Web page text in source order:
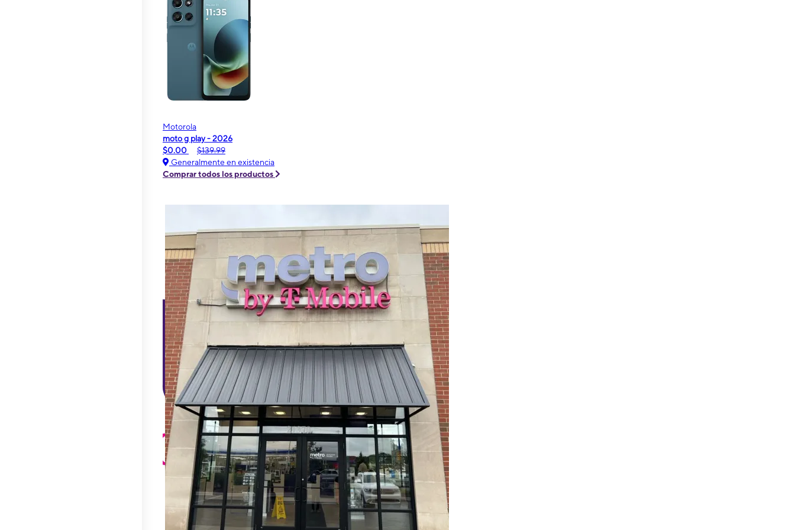
Motorola
moto g play - 2026
$0.00
$139.99
Generalmente en existencia
Comprar todos los productos